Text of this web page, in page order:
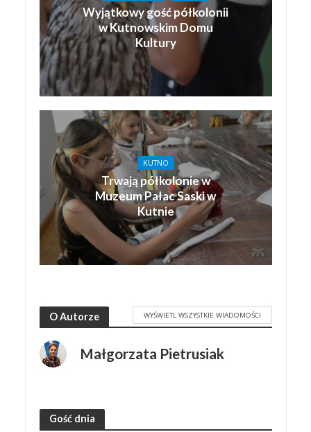
Wyjątkowy gość półkolonii
w Kutnowskim Domu
Kultury
KUTNO
Trwają półkolonie w
Muzeum Pałac Saski w
Kutnie
O Autorze WYŚWIETL WSZYSTKIE WIADOMOŚCI
Małgorzata Pietrusiak
Gość dnia